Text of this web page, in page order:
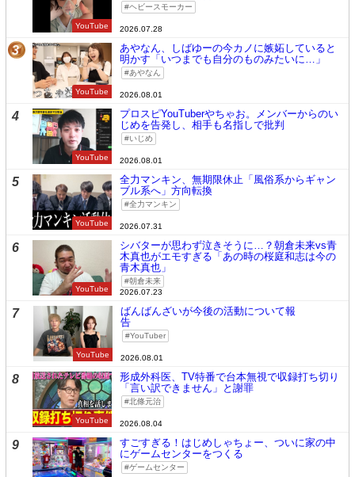
YouTube
ヘビースモーカー
2026.07.28
3
YouTube
あやなん、しばゆーの今カノに嫉妬していると
明かす「いつまでも自分のものみたいに…」
あやなん
2026.08.01
4
YouTube
プロスピYouTuberやちゃお。メンバーからのい
じめを告発し、相手も名指しで批判
いじめ
2026.08.01
5
YouTube
全力マンキン、無期限休止「風俗系からギャン
ブル系へ」方向転換
全力マンキン
2026.07.31
6
YouTube
シバターが思わず泣きそうに…？朝倉未来vs青
木真也がエモすぎる「あの時の桜庭和志は今の
青木真也」
朝倉未来
2026.07.23
7
YouTube
ばんばんざいが今後の活動について報
告
YouTuber
2026.08.01
8
YouTube
形成外科医、TV特番で台本無視で収録打ち切り
「言い訳できません」と謝罪
北條元治
2026.08.04
9
すごすぎる！はじめしゃちょー、ついに家の中
にゲームセンターをつくる
ゲームセンター